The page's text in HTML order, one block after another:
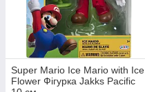
Super Mario Ice Mario with Ice
Flower Фігурка Jakks Pacific